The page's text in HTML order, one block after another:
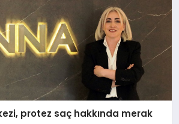
protez saç hakkında merak